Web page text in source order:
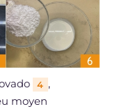
4 ,
moyen